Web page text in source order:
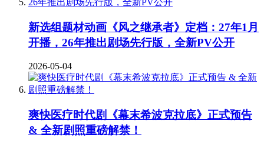
新选组题材动画《风之继承者》定档：27年1月
开播，26年推出剧场先行版，全新PV公开
2026-05-04
爽快医疗时代剧《幕末希波克拉底》正式预告
& 全新剧照重磅解禁！